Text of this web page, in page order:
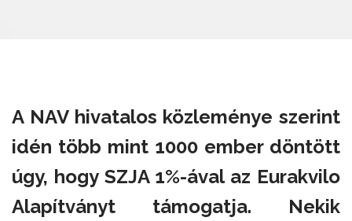
A NAV hivatalos közleménye szerint
idén több mint 1000 ember döntött
úgy, hogy SZJA 1%-ával az Eurakvilo
Alapítványt támogatja. Nekik